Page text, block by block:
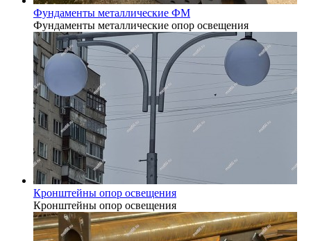
Фундаменты металлические ФМ
Фундаменты металлические опор освещения
Кронштейны опор освещения
Кронштейны опор освещения